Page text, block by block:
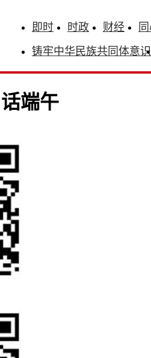
即时 时政 财经
铸牢中华民族共同体意识
端午